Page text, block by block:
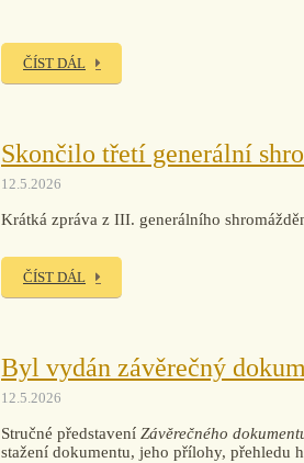
ČÍST DÁL
Skončilo třetí generální
12.5.2026
Krátká zpráva z III. generálního
ČÍST DÁL
Byl vydán závěrečný
12.5.2026
Stručné představení Závěrečného
stažení dokumentu, jeho přílohy, přehledu